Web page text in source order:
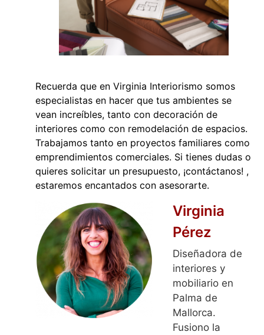
Recuerda que en Virginia Interiorismo somos
especialistas en hacer que tus ambientes se
vean increíbles, tanto con decoración de
interiores como con remodelación de espacios.
Trabajamos tanto en proyectos familiares como
emprendimientos comerciales. Si tienes dudas o
quieres solicitar un presupuesto, ¡contáctanos! ,
estaremos encantados con asesorarte.
Virginia
Pérez
Diseñadora de
interiores y
mobiliario en
Palma de
Mallorca.
Fusiono la